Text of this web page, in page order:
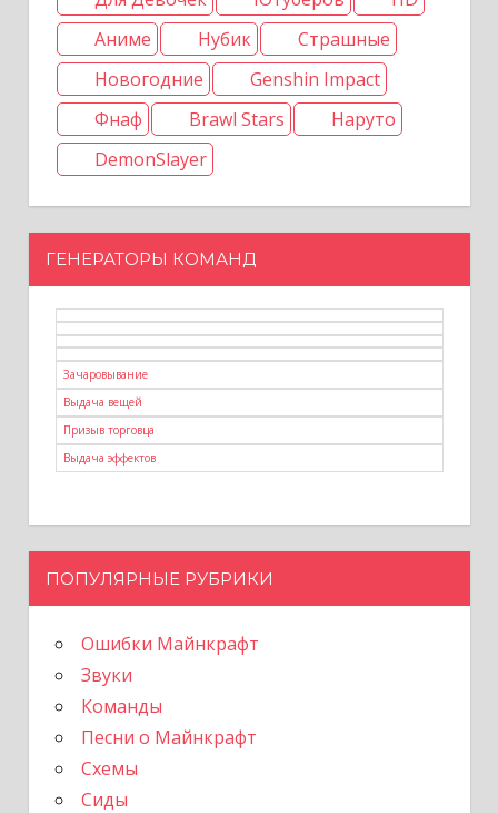
Аниме
Нубик
Страшные
Новогодние
Genshin Impact
Фнаф
Brawl Stars
Наруто
DemonSlayer
ГЕНЕРАТОРЫ КОМАНД
Зачаровывание
Выдача вещей
Призыв торговца
Выдача эффектов
ПОПУЛЯРНЫЕ РУБРИКИ
Ошибки Майнкрафт
Звуки
Команды
Песни о Майнкрафт
Схемы
Сиды